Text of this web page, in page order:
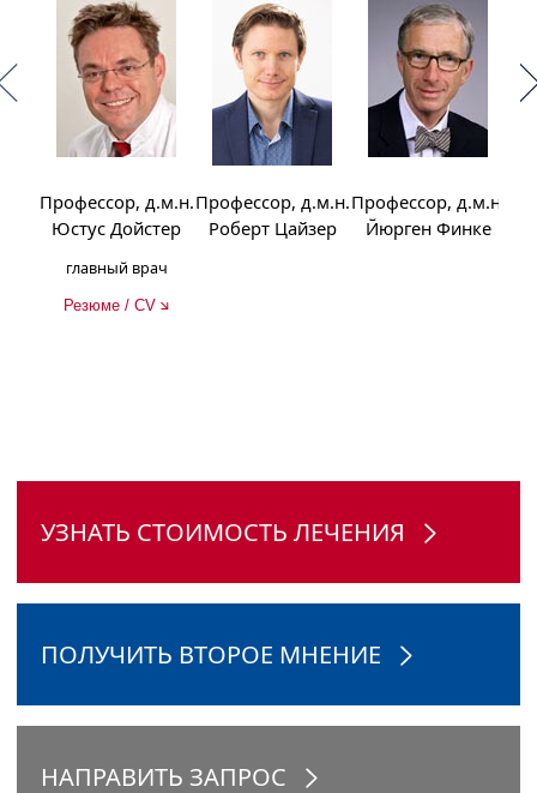
Профессор, д.м.н.
Юстус Дойстер
главный врач
Резюме / CV
Профессор, д.м.н.
Роберт Цайзер
Профессор, д.м.н.
Йюрген Финке
УЗНАТЬ СТОИМОСТЬ ЛЕЧЕНИЯ
ПОЛУЧИТЬ ВТОРОЕ МНЕНИЕ
НАПРАВИТЬ ЗАПРОС